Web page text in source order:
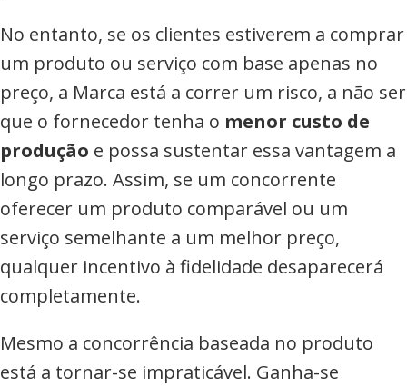
No entanto, se os clientes estiverem a comprar
um produto ou serviço com base apenas no
preço, a Marca está a correr um risco, a não ser
que o fornecedor tenha o menor custo de
produção e possa sustentar essa vantagem a
longo prazo. Assim, se um concorrente
oferecer um produto comparável ou um
serviço semelhante a um melhor preço,
qualquer incentivo à fidelidade desaparecerá
completamente.
Mesmo a concorrência baseada no produto
está a tornar-se impraticável. Ganha-se